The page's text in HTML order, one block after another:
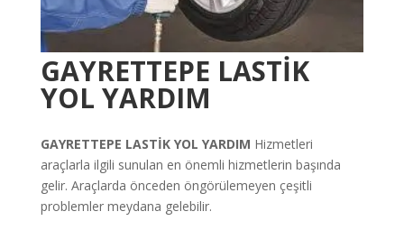
GAYRETTEPE LASTİK
YOL YARDIM
GAYRETTEPE LASTİK YOL YARDIM Hizmetleri
araçlarla ilgili sunulan en önemli hizmetlerin başında
gelir. Araçlarda önceden öngörülemeyen çeşitli
problemler meydana gelebilir.